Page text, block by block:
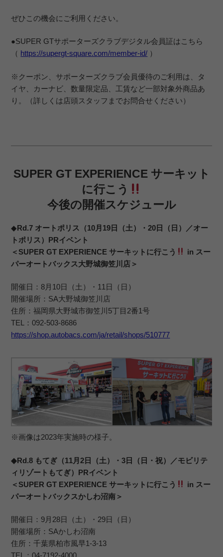
ぜひこの機会にご利用ください。
●SUPER GTサポーターズクラブデジタル会員証はこちら
（ https://supergt-square.com/member-id/ ）
※クーポン、サポーターズクラブ会員優待のご利用は、タ
イヤ、カーナビ、数量限定品、工賃など一部対象外商品あ
り。（詳しくは店頭スタッフまでお問合せください）
SUPER GT EXPERIENCE サーキット
に行こう
今後の開催スケジュール
◆Rd.7 オートポリス（10月19日（土）・20日（日）／オー
トポリス）PRイベント
＜SUPER GT EXPERIENCE サーキットに行こう
in スー
パーオートバックス大野城御笠川店＞
開催日：8月10日（土）・11日（日）
開催場所：SA大野城御笠川店
住所：福岡県大野城市御笠川5丁目2番1号
TEL：092-503-8686
https://shop.autobacs.com/ja/retail/shops/510777
※画像は2023年実施時の様子。
◆Rd.8 もてぎ（11月2日（土）・3日（日・祝）／モビリテ
ィリゾートもてぎ）PRイベント
＜SUPER GT EXPERIENCE サーキットに行こう
in スー
パーオートバックスかしわ沼南＞
開催日：9月28日（土）・29日（日）
開催場所：SAかしわ沼南
住所：千葉県柏市風早1-3-13